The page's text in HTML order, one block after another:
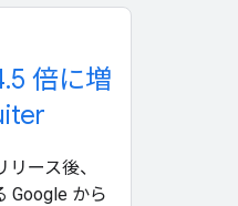
倍に増
ース後、
Google から